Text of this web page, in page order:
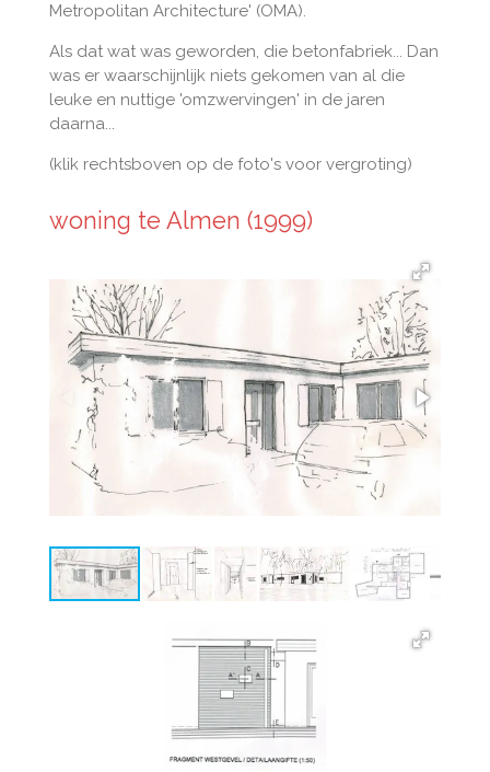
Metropolitan Architecture' (OMA).
Als dat wat was geworden, die betonfabriek... Dan
was er waarschijnlijk niets gekomen van al die
leuke en nuttige 'omzwervingen' in de jaren
daarna...
(klik rechtsboven op de foto's voor vergroting)
woning te Almen (1999)